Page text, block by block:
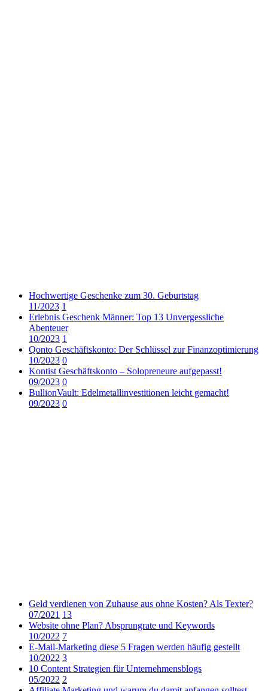
Hochwertige Geschenke zum 30. Geburtstag
11/2023 1
Erlebnis Geschenk Männer: Top 13 Unvergessliche
Abenteuer
10/2023 1
Qonto Geschäftskonto: Der Schlüssel zur Finanzoptimierung
10/2023 0
Kontist Geschäftskonto – Solopreneure aufgepasst!
09/2023 0
BullionVault: Edelmetallinvestitionen leicht gemacht!
09/2023 0
Geld verdienen von Zuhause aus ohne Kosten? Als Texter?
07/2021 13
Website ohne Plan? Absprungrate und Keywords
10/2022 7
E-Mail-Marketing diese 5 Fragen werden häufig gestellt
10/2022 3
10 Content Strategien für Unternehmensblogs
05/2022 2